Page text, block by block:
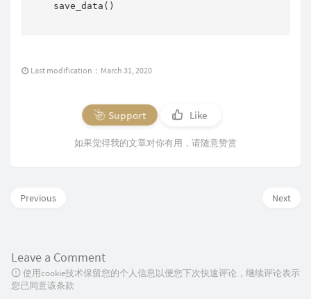
    save_data()
Last modification：March 31, 2020
Support Like
如果觉得我的文章对你有用，请随意赞赏
Next
Previous
Leave a Comment
使用cookie技术保留您的个人信息以便您下次快速评论，继续评论表示
您已同意该条款